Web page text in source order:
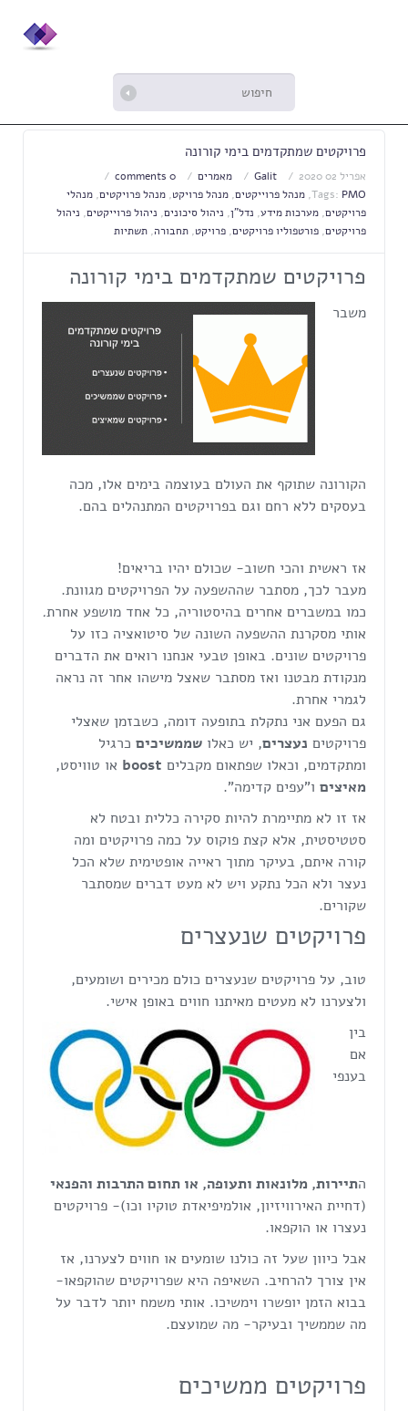
פרויקטים שמתקדמים בימי קורונה
אפריל 02 2020 Galit מאמרים
0 comments
Tags: PMO
, מנהל פרוייקטים, מנהל פרויקט, מנהל פרויקטים, מנהלי
פרויקטים, מערכות מידע, נדל"ן, ניהול סיכונים, ניהול פרוייקטים, ניהול
פרויקטים, פורטפוליו פרויקטים, פרויקט, תחבורה, תשתיות
פרויקטים שמתקדמים בימי קורונה
משבר
הקורונה שתוקף את העולם בעוצמה בימים אלו, מכה
בעסקים ללא רחם וגם בפרויקטים המתנהלים בהם.
אז ראשית והכי חשוב- שכולם יהיו בריאים!
מעבר לכך, מסתבר שההשפעה על הפרויקטים מגוונת.
כמו במשברים אחרים בהיסטוריה, כל אחד מושפע אחרת.
אותי מסקרנת ההשפעה השונה של סיטואציה כזו על
פרויקטים שונים. באופן טבעי אנחנו רואים את הדברים
מנקודת מבטנו ואז מסתבר שאצל מישהו אחר זה נראה
לגמרי אחרת.
גם הפעם אני נתקלת בתופעה דומה, כשבזמן שאצלי
פרויקטים נעצרים, יש כאלו שממשיכים כרגיל
ומתקדמים, וכאלו שפתאום מקבלים boost או טוויסט,
מאיצים ו"עפים קדימה".
אז זו לא מתיימרת להיות סקירה כללית ובטח לא
סטטיסטית, אלא קצת פוקוס על כמה פרויקטים ומה
קורה איתם, בעיקר מתוך ראייה אופטימית שלא הכל
נעצר ולא הכל נתקע ויש לא מעט דברים שמסתבר
שקורים.
פרויקטים שנעצרים
טוב, על פרויקטים שנעצרים כולם מכירים ושומעים,
ולצערנו לא מעטים מאיתנו חווים באופן אישי.
בין
אם
בענפי
התיירות, מלונאות ותעופה, או תחום התרבות והפנאי
(דחיית האירוויזיון, אולמיפיאדת טוקיו וכו)- פרויקטים
נעצרו או הוקפאו.
אבל כיוון שעל זה כולנו שומעים או חווים לצערנו, אז
אין צורך להרחיב. השאיפה היא שפרויקטים שהוקפאו-
בבוא הזמן יופשרו וימשיכו. אותי משמח יותר לדבר על
מה שממשיך ובעיקר- מה שמועצם.
פרויקטים ממשיכים